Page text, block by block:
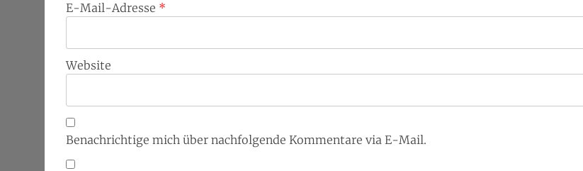
E-Mail-Adresse *
Website
Benachrichtige mich über nachfolgende Kommentare via E-Mail.